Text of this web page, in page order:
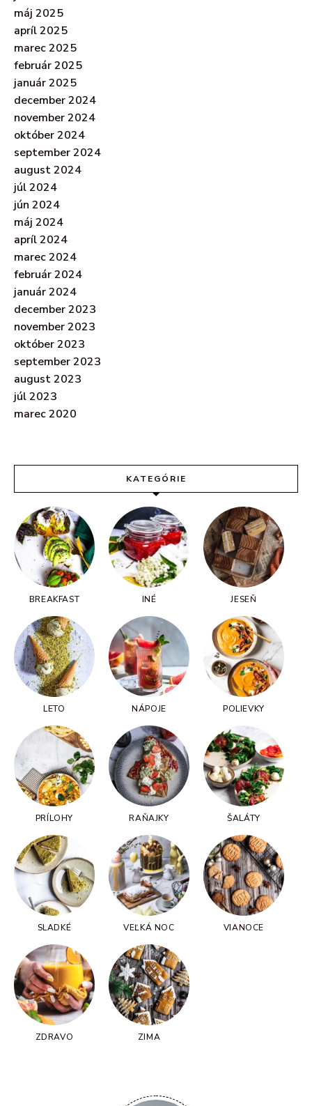
máj 2025
apríl 2025
marec 2025
február 2025
január 2025
december 2024
november 2024
október 2024
september 2024
august 2024
júl 2024
jún 2024
máj 2024
apríl 2024
marec 2024
február 2024
január 2024
december 2023
november 2023
október 2023
september 2023
august 2023
júl 2023
marec 2020
KATEGÓRIE
BREAKFAST INÉ JESEŇ
LETO NÁPOJE POLIEVKY
PRÍLOHY RAŇAJKY ŠALÁTY
SLADKÉ VEĽKÁ NOC VIANOCE
ZDRAVO ZIMA